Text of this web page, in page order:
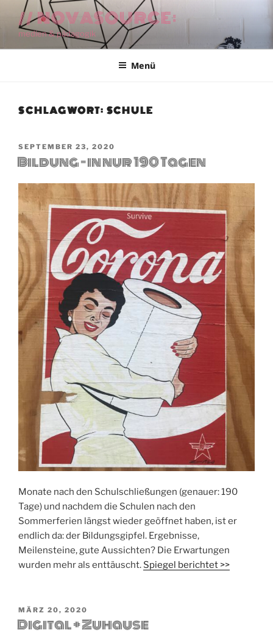
Inhalt
springen
// NOVASOURCE:
medien & pädagogik
Menü
SCHLAGWORT: SCHULE
VERÖFFENTLICHT
AM
SEPTEMBER 23, 2020
Bildung – in nur 190 Tagen
Monate nach den Schulschließungen (genauer: 190
Tage) und nachdem die Schulen nach den
Sommerferien längst wieder geöffnet haben, ist er
endlich da: der Bildungsgipfel. Ergebnisse,
Meilensteine, gute Aussichten? Die Erwartungen
wurden mehr als enttäuscht. Spiegel berichtet >>
VERÖFFENTLICHT
AM
MÄRZ 20, 2020
Digital + Zuhause